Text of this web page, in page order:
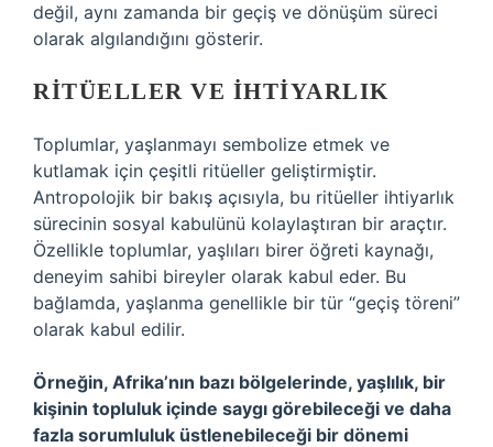
değil, aynı zamanda bir geçiş ve dönüşüm süreci
olarak algılandığını gösterir.
RITÜELLER VE İHTIYARLIK
Toplumlar, yaşlanmayı sembolize etmek ve
kutlamak için çeşitli ritüeller geliştirmiştir.
Antropolojik bir bakış açısıyla, bu ritüeller ihtiyarlık
sürecinin sosyal kabulünü kolaylaştıran bir araçtır.
Özellikle toplumlar, yaşlıları birer öğreti kaynağı,
deneyim sahibi bireyler olarak kabul eder. Bu
bağlamda, yaşlanma genellikle bir tür “geçiş töreni”
olarak kabul edilir.
Örneğin, Afrika’nın bazı bölgelerinde, yaşlılık, bir
kişinin topluluk içinde saygı görebileceği ve daha
fazla sorumluluk üstlenebileceği bir dönemi